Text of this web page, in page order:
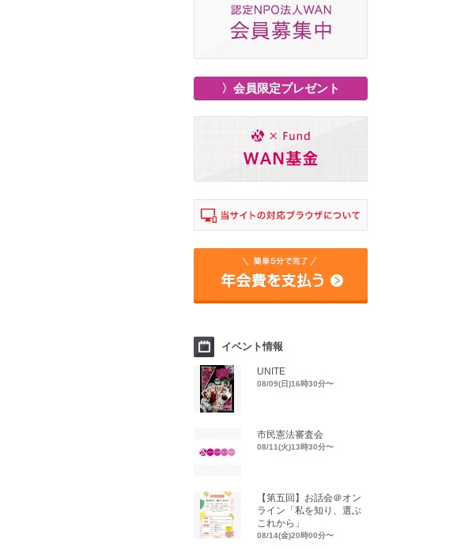
〉会員限定プレゼント
イベント情報
UNITE
08/09(日)16時30分〜
市民憲法審査会
08/11(火)13時30分〜
【第五回】お話会＠オン
ライン「私を知り、選ぶ
これから」
08/14(金)20時00分〜